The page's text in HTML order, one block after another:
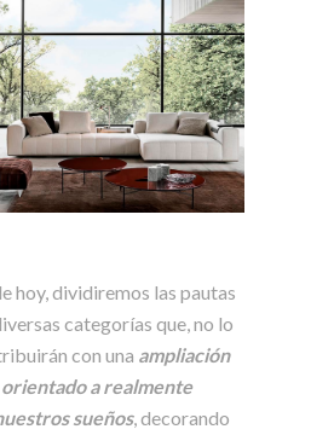
hoy, dividiremos las pautas
categorías que, no lo
con una ampliación
a realmente
sueños, decorando